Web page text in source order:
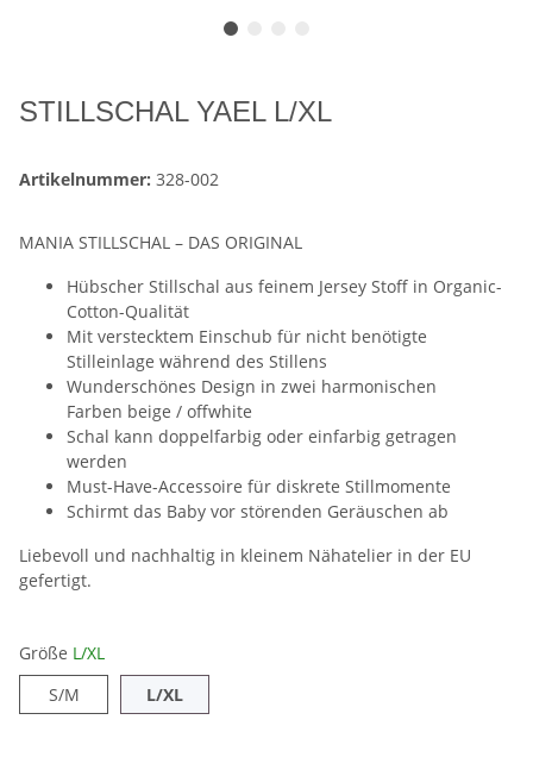
STILLSCHAL YAEL L/XL
Artikelnummer: 328-002
MANIA STILLSCHAL – DAS ORIGINAL
Hübscher Stillschal aus feinem Jersey Stoff in Organic-
Cotton-Qualität
Mit verstecktem Einschub für nicht benötigte
Stilleinlage während des Stillens
Wunderschönes Design in zwei harmonischen
Farben beige / offwhite
Schal kann doppelfarbig oder einfarbig getragen
werden
Must-Have-Accessoire für diskrete Stillmomente
Schirmt das Baby vor störenden Geräuschen ab
Liebevoll und nachhaltig in kleinem Nähatelier in der EU
gefertigt.
Größe L/XL
S/MS/M L/XLL/XL